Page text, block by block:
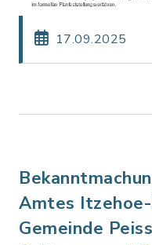
17.09.2025
Amtes
Gemeinde